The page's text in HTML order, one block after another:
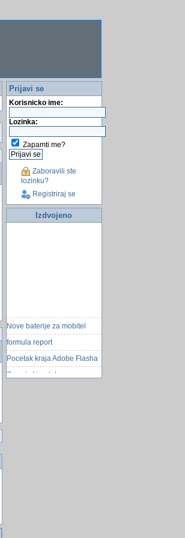
Prijavi se
Korisnicko ime:
Lozinka:
Zapamti me?
Zaboravili ste
lozinku?
Registriraj se
Izdvojeno
Nove baterije za mobitel
formula report
Pocetak kraja Adobe Flasha
Svemirski autobus